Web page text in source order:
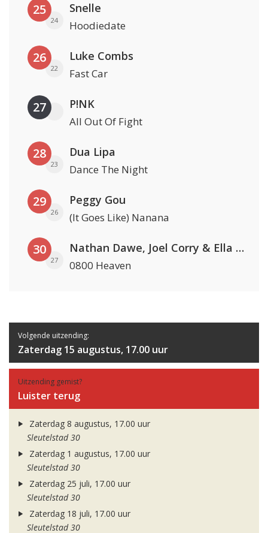
25
24
Snelle
Hoodiedate
26
22
Luke Combs
Fast Car
27 P!NK
All Out Of Fight
28
23
Dua Lipa
Dance The Night
29
26
Peggy Gou
(It Goes Like) Nanana
30
27
Nathan Dawe, Joel Corry & Ella Henderson
0800 Heaven
Volgende uitzending:
Zaterdag 15 augustus, 17.00 uur
Uitzending gemist?
Luister terug
Zaterdag 8 augustus, 17.00 uur
Sleutelstad 30
Zaterdag 1 augustus, 17.00 uur
Sleutelstad 30
Zaterdag 25 juli, 17.00 uur
Sleutelstad 30
Zaterdag 18 juli, 17.00 uur
Sleutelstad 30